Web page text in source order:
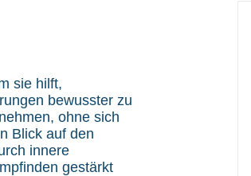
sie hilft,
bewusster zu
ohne sich
Blick auf den
innere
gestärkt